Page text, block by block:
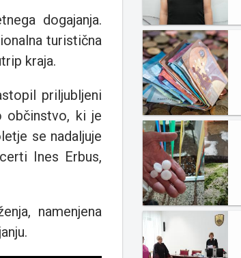
dogajanja.
turistična
kraja.
priljubljeni
občinstvo, ki je
se nadaljuje
Ines Erbus,
namenjena